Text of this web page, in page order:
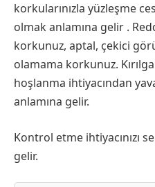
korkularınızla yüzleşme
olmak anlamına gelir .
korkunuz, aptal, çekici
olamama korkunuz.
hoşlanma ihtiyacından
anlamına gelir.
Kontrol etme ihtiyacınızı
gelir.